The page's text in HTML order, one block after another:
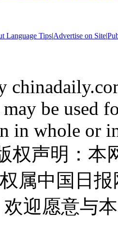
Language Tips|Advertise on Site|
be used
in whole or
权声明：
属中国日
迎愿意与